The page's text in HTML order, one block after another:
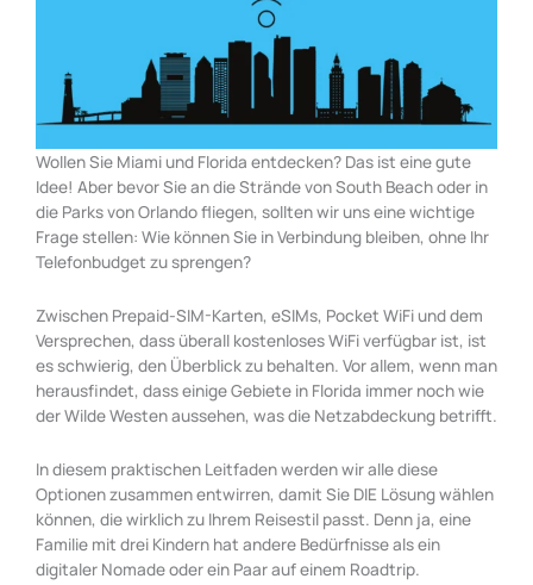
Wollen Sie Miami und Florida entdecken? Das ist eine gute
Idee! Aber bevor Sie an die Strände von South Beach oder in
die Parks von Orlando fliegen, sollten wir uns eine wichtige
Frage stellen: Wie können Sie in Verbindung bleiben, ohne Ihr
Telefonbudget zu sprengen?
Zwischen Prepaid-SIM-Karten, eSIMs, Pocket WiFi und dem
Versprechen, dass überall kostenloses WiFi verfügbar ist, ist
es schwierig, den Überblick zu behalten. Vor allem, wenn man
herausfindet, dass einige Gebiete in Florida immer noch wie
der Wilde Westen aussehen, was die Netzabdeckung betrifft.
In diesem praktischen Leitfaden werden wir alle diese
Optionen zusammen entwirren, damit Sie DIE Lösung wählen
können, die wirklich zu Ihrem Reisestil passt. Denn ja, eine
Familie mit drei Kindern hat andere Bedürfnisse als ein
digitaler Nomade oder ein Paar auf einem Roadtrip.